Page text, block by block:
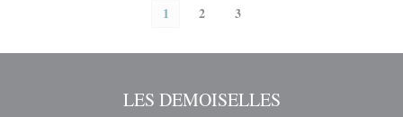
1 2 3
LES DEMOISELLES